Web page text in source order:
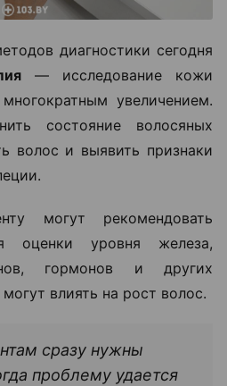
диагностики сегодня
— исследование кожи
увеличением.
состояние волосяных
волос и выявить признаки
могут рекомендовать
оценки уровня железа,
гормонов и других
влиять на рост волос.
сразу нужны
проблему удается